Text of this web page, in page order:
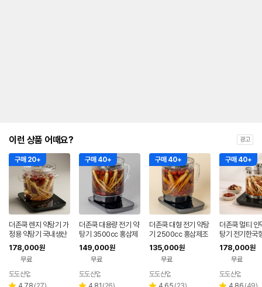
이런 상품 어때요? 광고
구매 20+
더존쿡 렌지 약탕기 가
정용 약탕기 국내생산
홍삼제조기 만능 달임
포트 중탕기 4L
178,000원
무료
도도산업
구매 40+
더존쿡 대용량 전기 약
탕기 3500cc 홍삼제
조기 중탕기 차탕기
149,000원
무료
도도산업
구매 40+
더존쿡 대형 전기 약탕
기 2500cc 홍삼제조
기 중탕기 차탕기 약탕
기
135,000원
무료
도도산업
구매 40+
더존쿡 멀티 인
탕기 전기한국
제조기 만능 달
중탕기 3.5L
178,000원
무료
도도산업